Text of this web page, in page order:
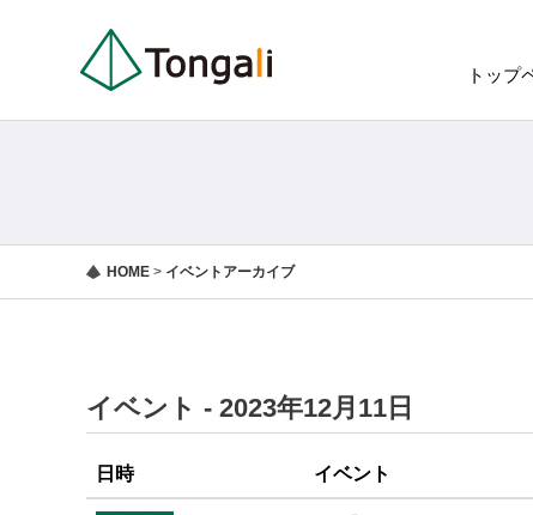
トップ
HOME > イベントアーカイブ
イベント - 2023年12月11日
日時 イベント